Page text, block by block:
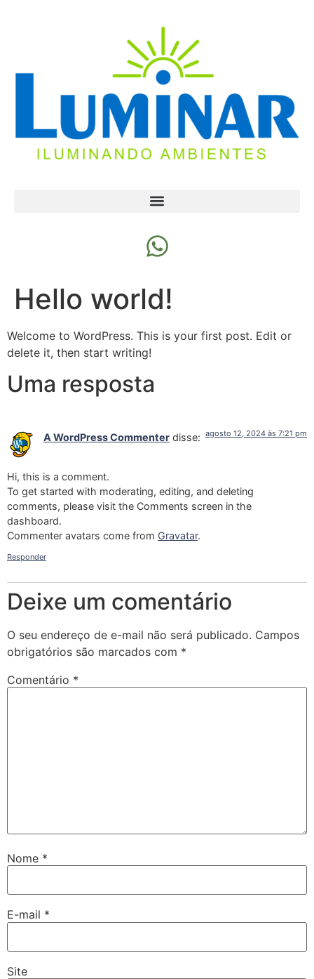
Hello world!
Welcome to WordPress. This is your first post. Edit or
delete it, then start writing!
Uma resposta
A WordPress Commenter disse: agosto 12, 2024 às 7:21 pm
Hi, this is a comment.
To get started with moderating, editing, and deleting
comments, please visit the Comments screen in the
dashboard.
Commenter avatars come from Gravatar.
Responder
Deixe um comentário
O seu endereço de e-mail não será publicado. Campos
obrigatórios são marcados com *
Comentário *
Nome *
E-mail *
Site